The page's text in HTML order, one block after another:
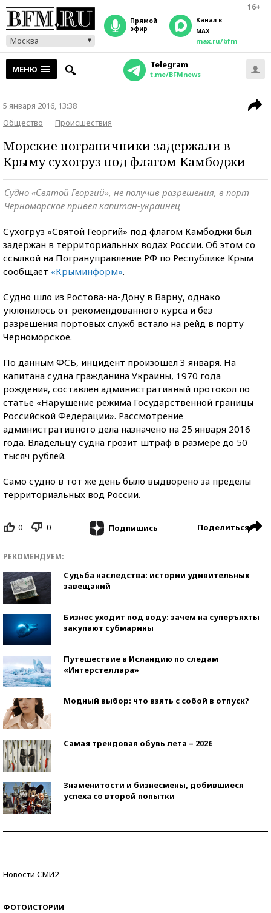
16+
Москва
прямой
эфир
Канал в
MAX
max.ru/bfm
МЕНЮ Telegram
t.me/BFMnews
5 января 2016, 13:38
Общество
Происшествия
Морские пограничники задержали в
Крыму сухогруз под флагом Камбоджи
Судно «Святой Георгий», не получив разрешения, в порт
Черноморское привел капитан-украинец
Сухогруз «Святой Георгий» под флагом Камбоджи был
задержан в территориальных водах России. Об этом со
ссылкой на Погрануправление РФ по Республике Крым
сообщает «Крыминформ».
Судно шло из Ростова-на-Дону в Варну, однако
уклонилось от рекомендованного курса и без
разрешения портовых служб встало на рейд в порту
Черноморское.
По данным ФСБ, инцидент произошел 3 января. На
капитана судна гражданина Украины, 1970 года
рождения, составлен административный протокол по
статье «Нарушение режима Государственной границы
Российской Федерации». Рассмотрение
административного дела назначено на 25 января 2016
года. Владельцу судна грозит штраф в размере до 50
тысяч рублей.
Само судно в тот же день было выдворено за пределы
территориальных вод России.
0 0 Подпишись Поделиться
РЕКОМЕНДУЕМ:
Судьба наследства: истории удивительных
завещаний
Бизнес уходит под воду: зачем на суперъяхты
закупают субмарины
Путешествие в Исландию по следам
«Интерстеллара»
Модный выбор: что взять с собой в отпуск?
Самая трендовая обувь лета – 2026
Знаменитости и бизнесмены, добившиеся
успеха со второй попытки
Новости СМИ2
ФОТОИСТОРИИ